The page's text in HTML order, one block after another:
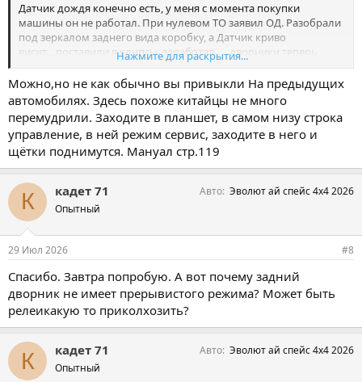
Датчик дождя конечно есть, у меня с момента покупки
машины он не работал. При нулевом ТО заявил ОД. Разобрали
под зеркалом заднего вида коробку, а Датчик криво
висит....поставили в клипсы, заработал..... дворники теперь
самостоятельно работают, просто так, в режиме выключено
Нажмите для раскрытия...
Можно,но не как обычно вы привыкли На предыдущих
автомобилях. Здесь похоже китайцы не много
перемудрили. Заходите в планшет, в самом низу строка
управление, в ней режим сервис, заходите в него и
щётки поднимутся. Мануал стр.119
К кадет 71
Опытный
Авто Эволют ай спейс 4х4 2026
29 Июл 2026 #8
Спасибо. Завтра попробую. А вот почему задний
дворник не имеет прерывистого режима? Может быть
релеикакую то приколхозить?
К кадет 71
Опытный
Авто Эволют ай спейс 4х4 2026